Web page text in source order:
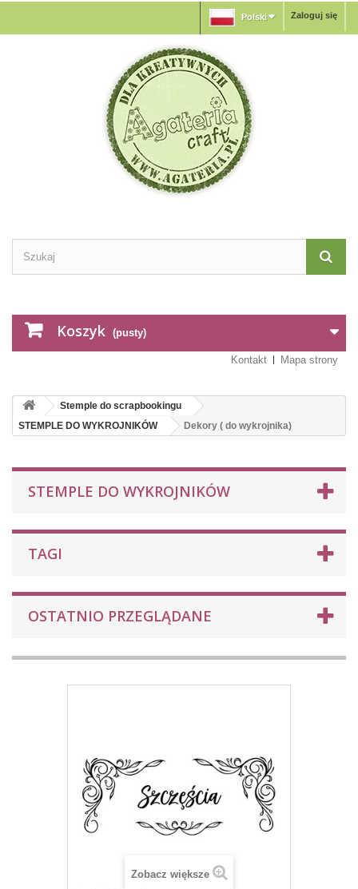
Zaloguj się
Polski
Koszyk (pusty)
Kontakt Mapa strony
Stemple do scrapbookingu
STEMPLE DO WYKROJNIKÓW
Dekory ( do wykrojnika)
STEMPLE DO WYKROJNIKÓW
TAGI
OSTATNIO PRZEGLĄDANE
Zobacz większe